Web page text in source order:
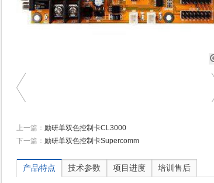
上一篇： 励研单双色控制卡CL3000
下一篇： 励研单双色控制卡Supercomm
产品特点 技术参数 项目进度 培训售后